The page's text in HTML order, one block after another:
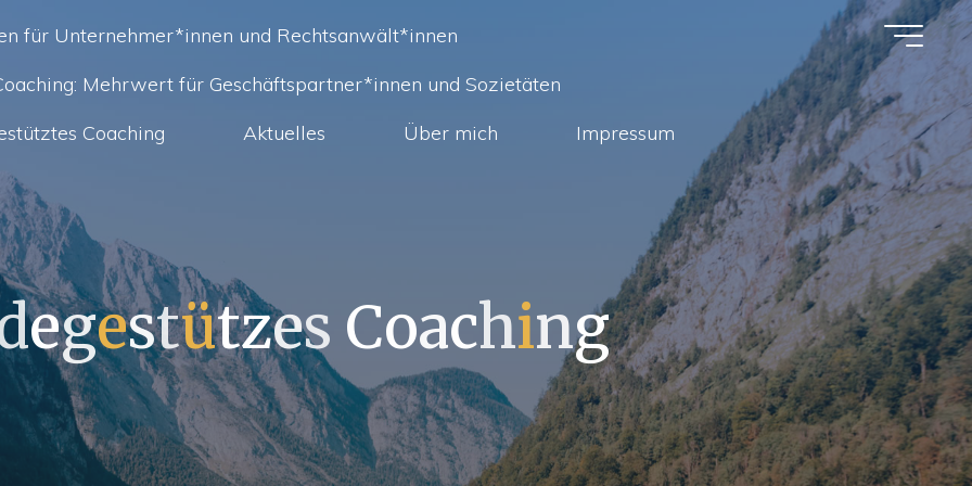
für Unternehmer*innen und Rechtsanwält*innen
Mehrwert für Geschäftspartner*innen und Sozietäten
Coaching
Aktuelles Über mich Impressum
egestützes Coaching